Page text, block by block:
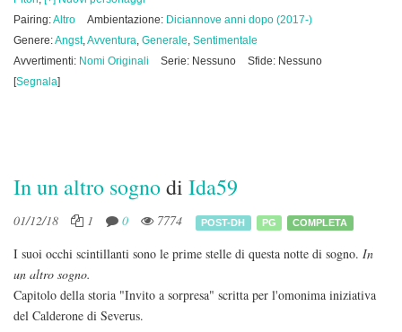
Pairing:Altro Ambientazione: Diciannove anni dopo (2017-)
Genere:Angst,Avventura, Generale, Sentimentale
Avvertimenti: Nomi Originali Serie: Nessuno
Sfide: Nessuno
[Segnala]
In un altro sognodi Ida59
01/12/18 1 0 7774 POST-DH PG COMPLETA
I suoi occhi scintillanti sono le prime stelle di questa notte di sogno. In
un altro sogno.
Capitolo della storia "Invito a sorpresa" scritta per l'omonima iniziativa
del Calderone di Severus.